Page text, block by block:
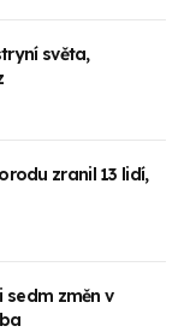
světa,
zranil 13 lidí,
sedm změn v